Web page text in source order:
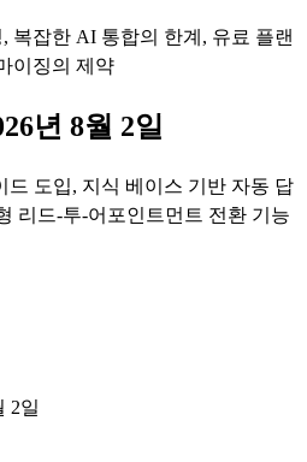
복잡한 AI 통합의 한계, 유료 플랜
이징의 제약
년 8월 2일
도입, 지식 베이스 기반 자동 답
리드-투-어포인트먼트 전환 기능
2일